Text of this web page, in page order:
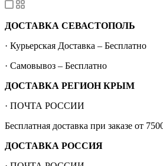
ДОСТАВКА СЕВАСТОПОЛЬ
· Курьерская Доставка – Бесплатно
· Самовывоз – Бесплатно
ДОСТАВКА РЕГИОН КРЫМ
· ПОЧТА РОССИИ
Бесплатная доставка при заказе от
ДОСТАВКА РОССИЯ